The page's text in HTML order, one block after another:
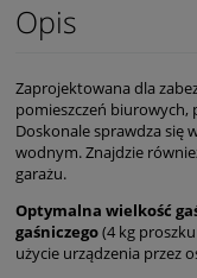
Opis
Zaprojektowana dla
pomieszczeń biurowych,
Doskonale sprawdza się
wodnym. Znajdzie
garażu.
Optymalna wielkość
gaśniczego(4 kg proszku
użycie urządzenia przez